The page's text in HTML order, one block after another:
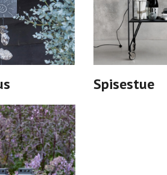
Spisestue